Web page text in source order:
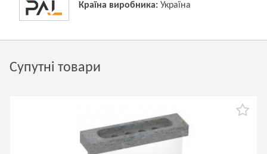
Країна виробника: Україна
Супутні товари